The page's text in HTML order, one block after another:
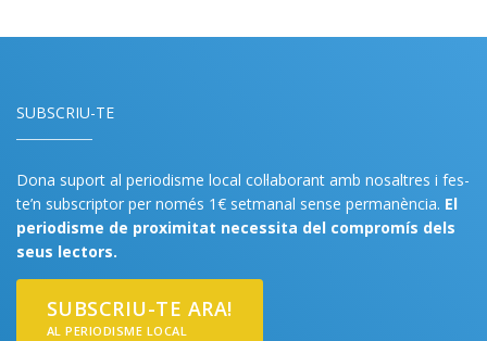
SUBSCRIU-TE
Dona suport al periodisme local col·laborant amb nosaltres i fes-
te’n subscriptor per només 1€ setmanal sense permanència. El
periodisme de proximitat necessita del compromís dels
seus lectors.
SUBSCRIU-TE ARA!
AL PERIODISME LOCAL